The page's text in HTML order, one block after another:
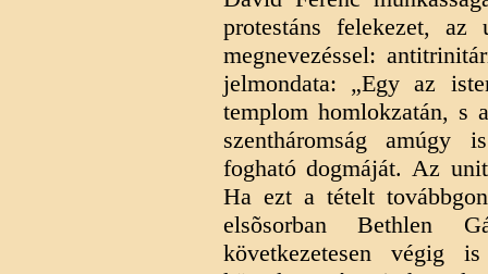
protestáns felekezet, az
megnevezéssel:
jelmondata: „Egy az
templom homlokzatán,
szentháromság amúgy
fogható dogmáját. Az
Ha ezt a tételt
elsõsorban Bethlen
következetesen